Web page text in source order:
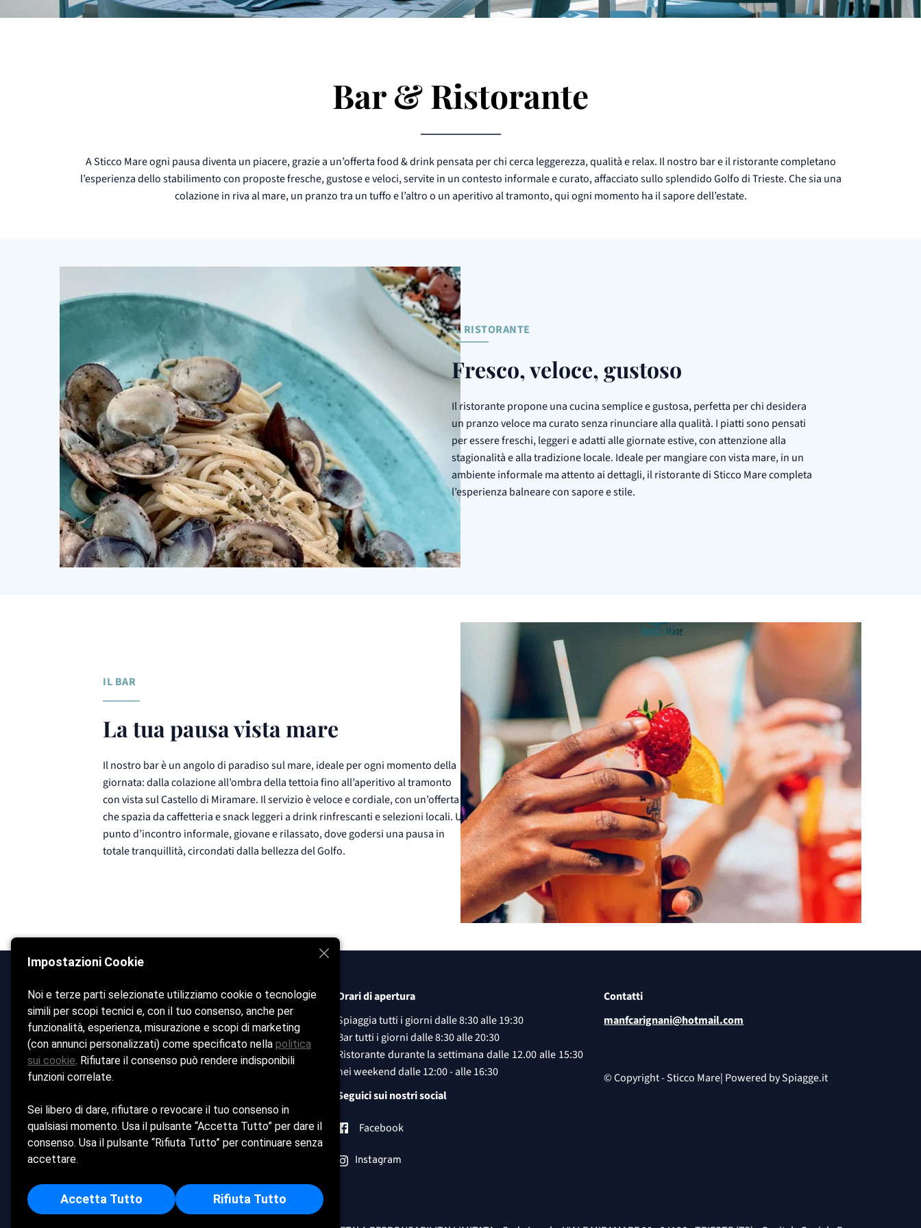
Bar & Ristorante
A Sticco Mare ogni pausa diventa un piacere, grazie a un’offerta food & drink pensata per chi cerca leggerezza, qualità e relax. Il nostro bar e il ristorante completano
l’esperienza dello stabilimento con proposte fresche, gustose e veloci, servite in un contesto informale e curato, affacciato sullo splendido Golfo di Trieste. Che sia una
colazione in riva al mare, un pranzo tra un tuffo e l’altro o un aperitivo al tramonto, qui ogni momento ha il sapore dell’estate.
IL RISTORANTE
Fresco, veloce, gustoso
Il ristorante propone una cucina semplice e gustosa, perfetta per chi desidera
un pranzo veloce ma curato senza rinunciare alla qualità. I piatti sono pensati
per essere freschi, leggeri e adatti alle giornate estive, con attenzione alla
stagionalità e alla tradizione locale. Ideale per mangiare con vista mare, in un
ambiente informale ma attento ai dettagli, il ristorante di Sticco Mare completa
l’esperienza balneare con sapore e stile.
IL BAR
La tua pausa vista mare
Il nostro bar è un angolo di paradiso sul mare, ideale per ogni momento della
giornata: dalla colazione all’ombra della tettoia fino all’aperitivo al tramonto
con vista sul Castello di Miramare. Il servizio è veloce e cordiale, con un’offerta
che spazia da caffetteria e snack leggeri a drink rinfrescanti e selezioni locali. Un
punto d’incontro informale, giovane e rilassato, dove godersi una pausa in
totale tranquillità, circondati dalla bellezza del Golfo.
Sticco Mare
Home
La Spiaggia
Bar &
Ristorante
Eventi
Contatti
Cookie policy
Orari di apertura
Spiaggia tutti i giorni dalle8:30 alle 19:30
Bar tutti i giorni dalle8:30 alle 20:30
Ristorante durante la settimana dalle 12.00 alle 15:30
nei weekend dalle 12:00 - alle 16:30
Seguici sui nostri social
Facebook
Instagram
Contatti
manfcarignani@hotmail.com
© Copyright - Sticco Mare| Powered bySpiagge.it
Impostazioni Cookie
Noi e terze parti selezionate utilizziamo cookie o tecnologie
simili per scopi tecnici e, con il tuo consenso, anche per
funzionalità, esperienza, misurazione e scopi di marketing
(con annunci personalizzati) come specificato nella politica
sui cookie. Rifiutare il consenso può rendere indisponibili
funzioni correlate.
Sei libero di dare, rifiutare o revocare il tuo consenso in
qualsiasi momento. Usa il pulsante “Accetta Tutto” per dare il
consenso. Usa il pulsante “Rifiuta Tutto” per continuare senza
accettare.
Accetta Tutto Rifiuta Tutto